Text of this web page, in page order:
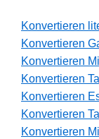
Konvertieren
Konvertieren
Konvertieren
Konvertieren
Konvertieren
Konvertieren
Konvertieren